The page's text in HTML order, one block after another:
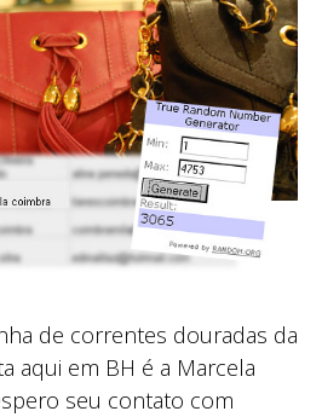
de correntes douradas da
aqui em BH é a Marcela
seu contato com